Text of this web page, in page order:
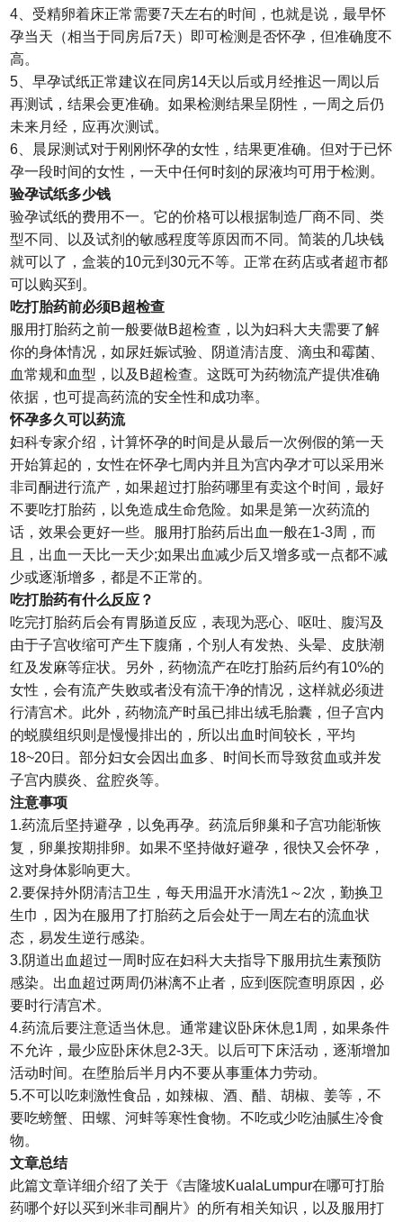
4、受精卵着床正常需要7天左右的时间，也就是说，最早怀
孕当天（相当于同房后7天）即可检测是否怀孕，但准确度不
高。
5、早孕试纸正常建议在同房14天以后或月经推迟一周以后
再测试，结果会更准确。如果检测结果呈阴性，一周之后仍
未来月经，应再次测试。
6、晨尿测试对于刚刚怀孕的女性，结果更准确。但对于已怀
孕一段时间的女性，一天中任何时刻的尿液均可用于检测。
验孕试纸多少钱
验孕试纸的费用不一。它的价格可以根据制造厂商不同、类
型不同、以及试剂的敏感程度等原因而不同。简装的几块钱
就可以了，盒装的10元到30元不等。正常在药店或者超市都
可以购买到。
吃打胎药前必须B超检查
服用打胎药之前一般要做B超检查，以为妇科大夫需要了解
你的身体情况，如尿妊娠试验、阴道清洁度、滴虫和霉菌、
血常规和血型，以及B超检查。这既可为药物流产提供准确
依据，也可提高药流的安全性和成功率。
怀孕多久可以药流
妇科专家介绍，计算怀孕的时间是从最后一次例假的第一天
开始算起的，女性在怀孕七周内并且为宫内孕才可以采用米
非司酮进行流产，如果超过打胎药哪里有卖这个时间，最好
不要吃打胎药，以免造成生命危险。如果是第一次药流的
话，效果会更好一些。服用打胎药后出血一般在1-3周，而
且，出血一天比一天少;如果出血减少后又增多或一点都不减
少或逐渐增多，都是不正常的。
吃打胎药有什么反应？
吃完打胎药后会有胃肠道反应，表现为恶心、呕吐、腹泻及
由于子宫收缩可产生下腹痛，个别人有发热、头晕、皮肤潮
红及发麻等症状。另外，药物流产在吃打胎药后约有10%的
女性，会有流产失败或者没有流干净的情况，这样就必须进
行清宫术。此外，药物流产时虽已排出绒毛胎囊，但子宫内
的蜕膜组织则是慢慢排出的，所以出血时间较长，平均
18~20日。部分妇女会因出血多、时间长而导致贫血或并发
子宫内膜炎、盆腔炎等。
注意事项
1.药流后坚持避孕，以免再孕。药流后卵巢和子宫功能渐恢
复，卵巢按期排卵。如果不坚持做好避孕，很快又会怀孕，
这对身体影响更大。
2.要保持外阴清洁卫生，每天用温开水清洗1～2次，勤换卫
生巾，因为在服用了打胎药之后会处于一周左右的流血状
态，易发生逆行感染。
3.阴道出血超过一周时应在妇科大夫指导下服用抗生素预防
感染。出血超过两周仍淋漓不止者，应到医院查明原因，必
要时行清宫术。
4.药流后要注意适当休息。通常建议卧床休息1周，如果条件
不允许，最少应卧床休息2-3天。以后可下床活动，逐渐增加
活动时间。在堕胎后半月内不要从事重体力劳动。
5.不可以吃刺激性食品，如辣椒、酒、醋、胡椒、姜等，不
要吃螃蟹、田螺、河蚌等寒性食物。不吃或少吃油腻生冷食
物。
文章总结
此篇文章详细介绍了关于《吉隆坡KualaLumpur在哪可打胎
药哪个好以买到米非司酮片》的所有相关知识，以及服用打